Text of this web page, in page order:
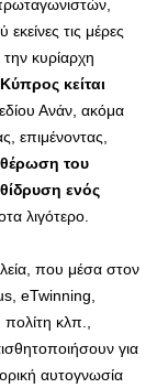
τις μέρες
κυρίαρχη
κείται
Ανάν, ακόμα
επιμένοντας,
του
ενός
λιγότερο.
που μέσα στον
eTwinning,
κλπ.,
για
αυτογνωσία